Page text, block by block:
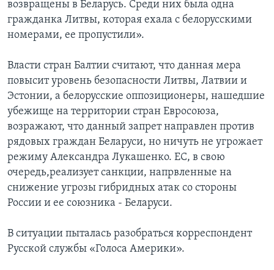
возвращены в Беларусь. Среди них была одна
гражданка Литвы, которая ехала с белорусскими
номерами, ее пропустили».
Власти стран Балтии считают, что данная мера
повысит уровень безопасности Литвы, Латвии и
Эстонии, а белорусские оппозиционеры, нашедшие
убежище на территории стран Евросоюза,
возражают, что данный запрет направлен против
рядовых граждан Беларуси, но ничуть не угрожает
режиму Александра Лукашенко. ЕС, в свою
очередь,реализует санкции, напрвленные на
снижение угрозы гибридных атак со стороны
России и ее союзника - Беларуси.
В ситуации пыталась разобраться корреспондент
Русской службы «Голоса Америки».